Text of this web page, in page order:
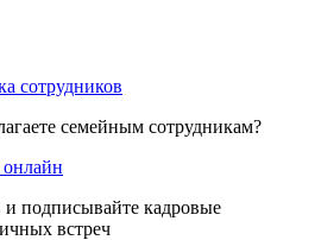
сотрудников
семейным сотрудникам?
и подписывайте кадровые
встреч